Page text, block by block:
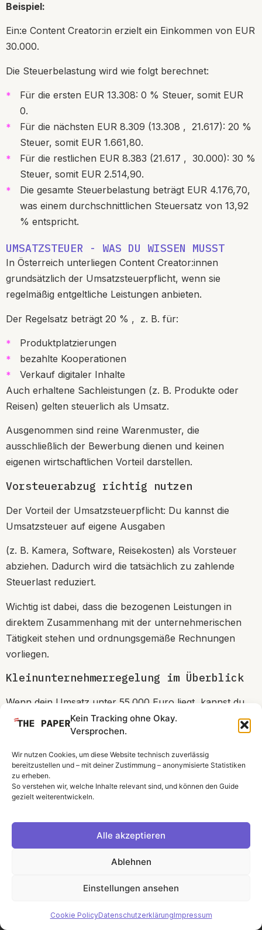
Kein Tracking ohne Okay.
Versprochen.
Wir nutzen Cookies, um diese Website technisch zuverlässig
bereitzustellen und – mit deiner Zustimmung – anonymisierte Statistiken
zu erheben.
So verstehen wir, welche Inhalte relevant sind, und können den Guide
gezielt weiterentwickeln.
Alle akzeptieren
Ablehnen
Einstellungen ansehen
Cookie PolicyDatenschutzerklärungImpressum
Beispiel:
Ein:e Content Creator:in erzielt ein Einkommen von EUR
30.000.
Die Steuerbelastung wird wie folgt berechnet:
Für die ersten EUR 13.308: 0 % Steuer, somit EUR
0.
Für die nächsten EUR 8.309 (13.308 , 21.617): 20 %
Steuer, somit EUR 1.661,80.
Für die restlichen EUR 8.383 (21.617 , 30.000): 30 %
Steuer, somit EUR 2.514,90.
Die gesamte Steuerbelastung beträgt EUR 4.176,70,
was einem durchschnittlichen Steuersatz von 13,92
% entspricht.
UMSATZSTEUER - WAS DU WISSEN MUSST
In Österreich unterliegen Content Creator:innen
grundsätzlich der Umsatzsteuerpflicht, wenn sie
regelmäßig entgeltliche Leistungen anbieten.
Der Regelsatz beträgt 20 % , z. B. für:
Produktplatzierungen
bezahlte Kooperationen
Verkauf digitaler Inhalte
Auch erhaltene Sachleistungen (z. B. Produkte oder
Reisen) gelten steuerlich als Umsatz.
Ausgenommen sind reine Warenmuster, die
ausschließlich der Bewerbung dienen und keinen
eigenen wirtschaftlichen Vorteil darstellen.
Vorsteuerabzug richtig nutzen
Der Vorteil der Umsatzsteuerpflicht: Du kannst die
Umsatzsteuer auf eigene Ausgaben
(z. B. Kamera, Software, Reisekosten) als Vorsteuer
abziehen. Dadurch wird die tatsächlich zu zahlende
Steuerlast reduziert.
Wichtig ist dabei, dass die bezogenen Leistungen in
direktem Zusammenhang mit der unternehmerischen
Tätigkeit stehen und ordnungsgemäße Rechnungen
vorliegen.
Kleinunternehmerregelung im Überblick
Wenn dein Umsatz unter 55.000 Euro liegt, kannst du
die Kleinunternehmerregelung nutzen:
Du darfst aber auch keine Vorsteuer abziehen
Diese Regelung lohnt sich, wenn du geringe Ausgaben
hast und deine Verwaltung einfach halten möchtest.
regelmäßig ans Finanzamt übermittelt werden: